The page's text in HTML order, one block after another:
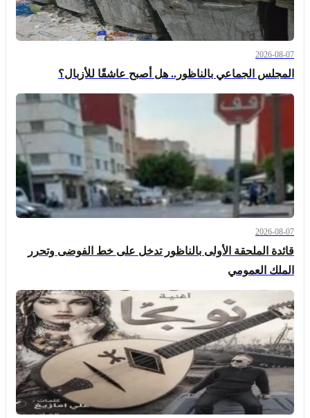
2026-08-07
المجلس الجماعي بالناظور.. هل أصبح عاشقًا للأزبال؟
2026-08-07
قائدة الملحقة الأولى بالناظور تدخل على خط الفوضى وتحرر
الملك العمومي